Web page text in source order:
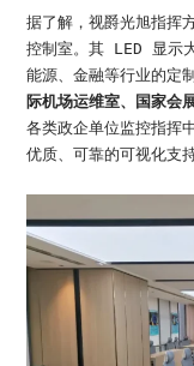
据了解，视爵光旭指挥
控制室。其 LED 显示
能源、金融等行业的定
际机场运维室、国家会
各类政企单位监控指挥
优质、可靠的可视化支持